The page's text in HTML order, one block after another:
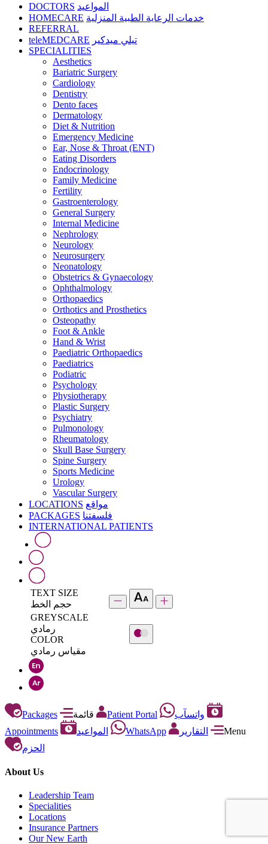
DOCTORS المواعيد
HOMECARE خدمات الرعاية الطبية المنزلية
REFERRAL
teleMEDCARE تيلي ميدكير
SPECIALITIES
Aesthetics
Bariatric Surgery
Cardiology
Dentistry
Dento faces
Dermatology
Diet & Nutrition
Emergency Medicine
Ear, Nose & Throat (ENT)
Eating Disorders
Endocrinology
Family Medicine
Fertility
Gastroenterology
General Surgery
Internal Medicine
Nephrology
Neurology
Neurosurgery
Neonatology
Obstetrics & Gynaecology
Ophthalmology
Orthopaedics
Orthotics and Prosthetics
Osteopathy
Foot & Ankle
Hand & Wrist
Paediatric Orthopaedics
Paediatrics
Podiatric
Psychology
Physiotherapy
Plastic Surgery
Psychiatry
Pulmonology
Rheumatology
Skull Base Surgery
Spine Surgery
Sports Medicine
Urology
Vascular Surgery
LOCATIONS مواقع
PACKAGES فلسفتنا
INTERNATIONAL PATIENTS
TEXT SIZE
حجم الخط
GREYSCALE
رمادي
COLOR
مقياس رمادي
Packages Patient Portal
واتسآب
Appointments
المواعيد WhatsApp التقارير
Menu
الحزم
About Us
Leadership Team
Specialities
Locations
Insurance Partners
Our New Earth